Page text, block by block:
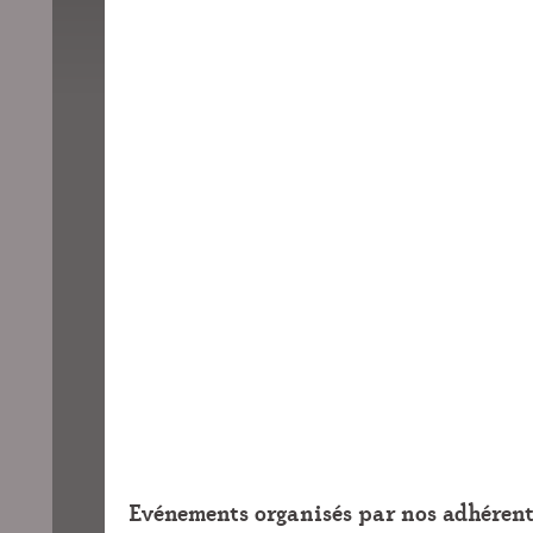
Evénements organisés par nos